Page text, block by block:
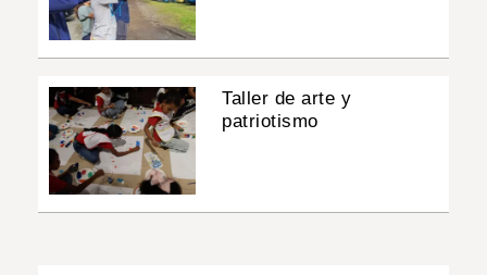
Taller de arte y
patriotismo